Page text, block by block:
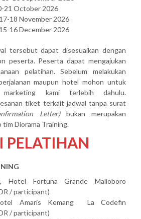
21 October 2026
18 November 2026
16 December 2026
tersebut dapat disesuaikan dengan
peserta. Peserta dapat mengajukan
pelatihan. Sebelum melakukan
maupun hotel mohon untuk
marketing kami terlebih dahulu.
tiket terkait jadwal tanpa surat
Letter)bukan merupakan
Diorama Training.
PELATIHAN
, Hotel Fortuna Grande Malioboro
/ participant)
Amaris Kemang La Codefin
/ participant)